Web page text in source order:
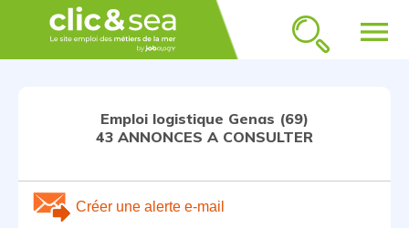
menu
Emploi logistique Genas (69)
43 ANNONCES A CONSULTER
Créer une alerte e-mail